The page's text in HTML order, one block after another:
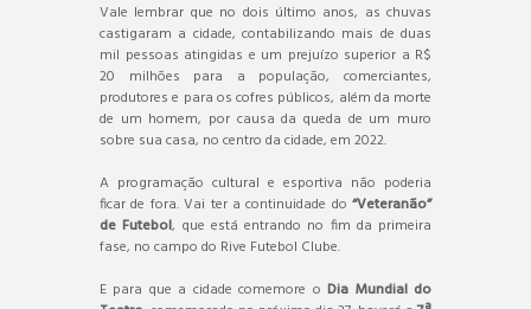
Vale lembrar que no dois último anos, as chuvas
castigaram a cidade, contabilizando mais de duas
mil pessoas atingidas e um prejuízo superior a R$
20 milhões para a população, comerciantes,
produtores e para os cofres públicos, além da morte
de um homem, por causa da queda de um muro
sobre sua casa, no centro da cidade, em 2022.
A programação cultural e esportiva não poderia
ficar de fora. Vai ter a continuidade do “Veteranão”
de Futebol, que está entrando no fim da primeira
fase, no campo do Rive Futebol Clube.
E para que a cidade comemore oDia Mundial do